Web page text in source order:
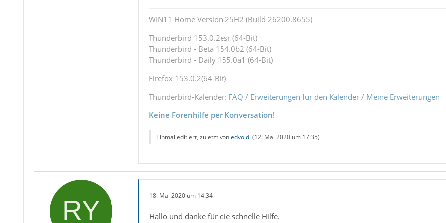
WIN11 Home Version 25H2 (Build 26200.8655)
Thunderbird 153.0.2esr (64-Bit)
Thunderbird - Beta 154.0b2 (64-Bit)
Thunderbird - Daily 155.0a1 (64-Bit)
Firefox 153.0.2(64-Bit)
Thunderbird-Kalender: FAQ / Erweiterungen für den Kalender/ Meine Erweiterungen
Keine Forenhilfe per Konversation!
Einmal editiert, zuletzt vonedvoldi (12. Mai 2020 um 17:35)
18. Mai 2020 um 14:34
Hallo und danke für die schnelle Hilfe.